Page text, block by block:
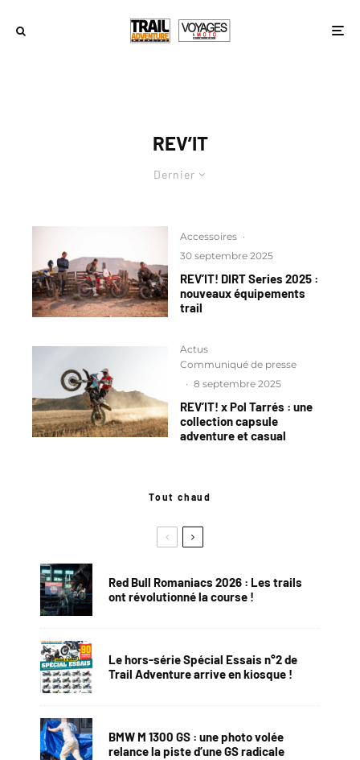
REV’IT
Dernier
Accessoires ·
30 septembre 2025
REV’IT! DIRT Series 2025 :
nouveaux équipements
trail
Actus
Communiqué de presse
· 8 septembre 2025
REV’IT! x Pol Tarrés : une
collection capsule
adventure et casual
Tout chaud
Red Bull Romaniacs 2026 : Les trails
ont révolutionné la course !
Le hors-série Spécial Essais n°2 de
Trail Adventure arrive en kiosque !
BMW M 1300 GS : une photo volée
relance la piste d’une GS radicale